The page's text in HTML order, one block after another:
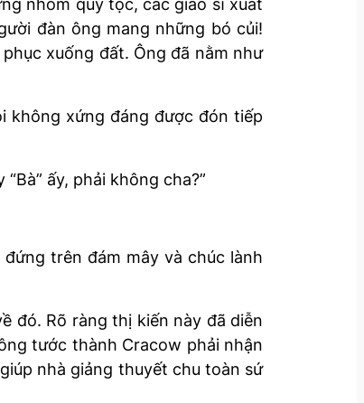
đàn ông mang những bó củi!
xuống đất. Ông đã nằm như
không xứng đáng được đón tiếp
ấy, phải không cha?”
trên đám mây và chúc lành
đó. Rõ ràng thị kiến này đã diễn
tước thành Cracow phải nhận
nhà giảng thuyết chu toàn sứ